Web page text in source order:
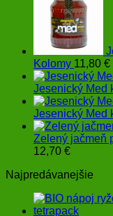
Kolomy 11,80 €
Jesenický Med
Jesenický Med
Zelený jačmeň
12,70 €
Najpredávanejšie